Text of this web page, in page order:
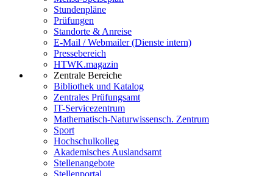
Stundenpläne
Prüfungen
Standorte & Anreise
E-Mail / Webmailer (Dienste intern)
Pressebereich
HTWK.magazin
Zentrale Bereiche
Bibliothek und Katalog
Zentrales Prüfungsamt
IT-Servicezentrum
Mathematisch-Naturwissensch. Zentrum
Sport
Hochschulkolleg
Akademisches Auslandsamt
Stellenangebote
Stellenportal